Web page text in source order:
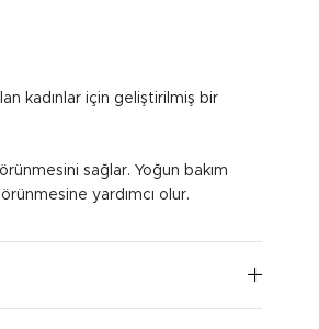
kadınlar için geliştirilmiş bir
sağlar. Yoğun bakım
yardımcı olur.
sonrası saçları
boyunca kullanın.